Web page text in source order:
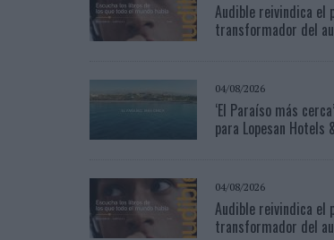
Audible reivindica el
transformador del
04/08/2026
‘El Paraíso más
para Lopesan Hotels
04/08/2026
Audible reivindica el
transformador del